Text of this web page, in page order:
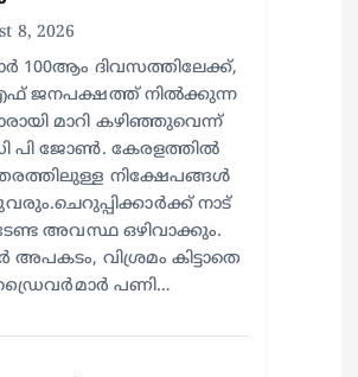
8, 2026
100ആം ദിവസത്തിലേക്ക്,
ജനപക്ഷത്ത് നിൽക്കുന്ന
മാറി കഴിഞ്ഞുവെന്ന്
സി പി ജോൺ. കേരളത്തിൽ
നിക്ഷേപങ്ങൾ
നാട്
അവസ്ഥ ഒഴിവാക്കും.
അപകടം, വിശ്രമം കിട്ടാതെ
ഡ്രൈവർമാർ പണി…